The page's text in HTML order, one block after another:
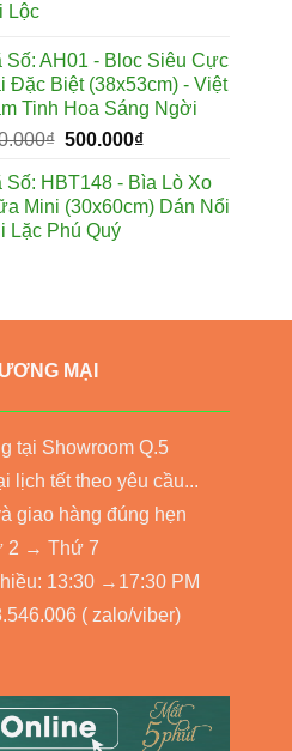
Lộc
Số: AH01 - Bloc Siêu Cực
Đặc Biệt (38x53cm) - Việt
Tinh Hoa Sáng Ngời
₫ Giá
là:
780.000₫.
500.000₫Giá
tại
là:
Số: HBT148 - Bìa Lò Xo
Mini (30x60cm) Dán Nổi
Lặc Phú Quý
MẠI
tại Showroom Q.5
lịch tết theo yêu cầu...
giao hàng đúng hẹn
2 → Thứ 7
13:30 →17:30 PM
( zalo/viber)